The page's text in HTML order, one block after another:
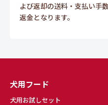
よび返却の送料・支払い手
返金となります。
犬用フード
犬用お試しセット